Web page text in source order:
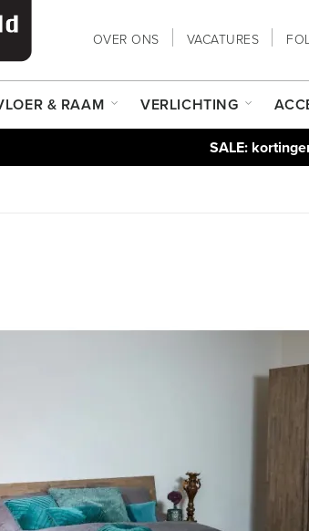
OVER ONS VACATURES
& RAAM VERLICHTING
SALE: